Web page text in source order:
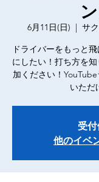
ン
6月11日(日)
  |
サ
ドライバーをもっと
にしたい！打ち方を
加ください！
いただ
受
他のイベ